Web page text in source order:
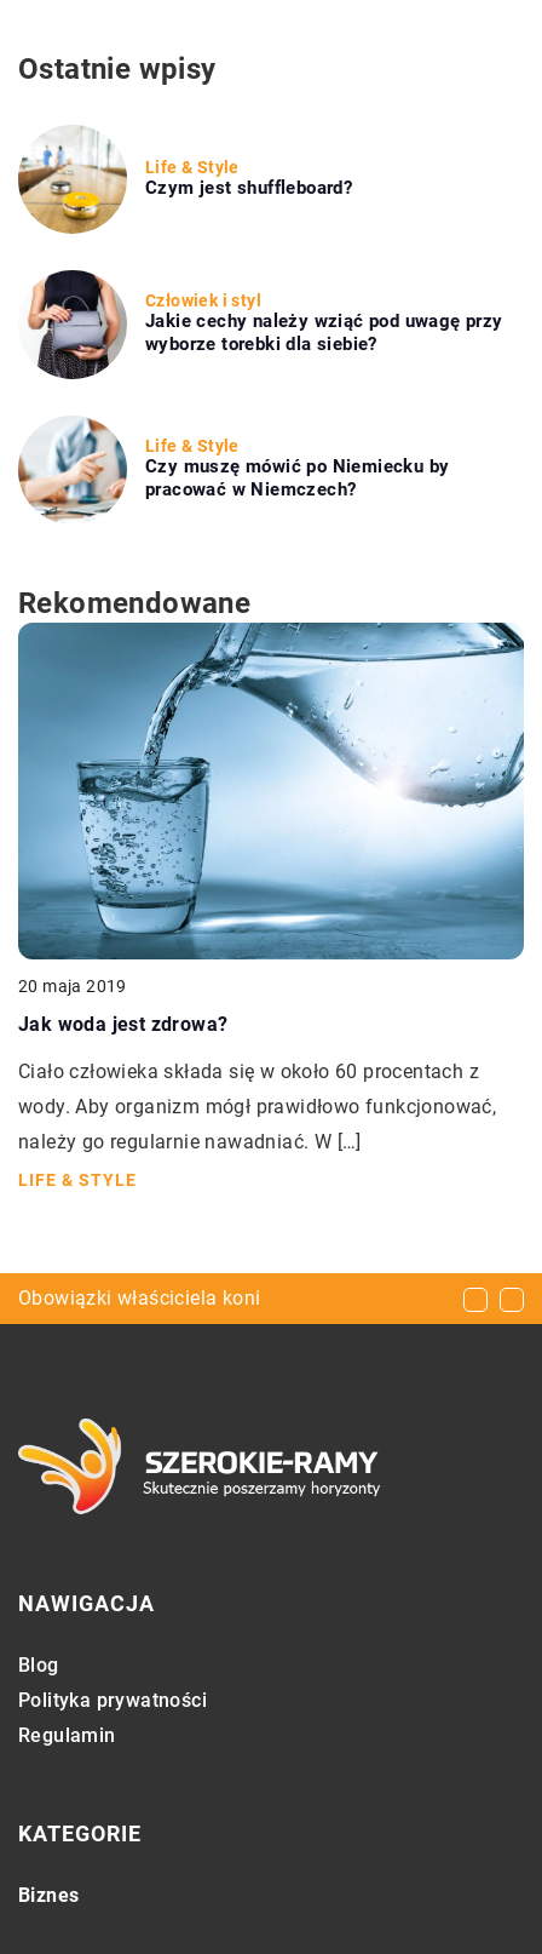
Ostatnie wpisy
Life & Style
Czym jest shuffleboard?
Człowiek i styl
Jakie cechy należy wziąć pod uwagę przy
wyborze torebki dla siebie?
Life & Style
Czy muszę mówić po Niemiecku by
pracować w Niemczech?
Rekomendowane
20 maja 2019
Jak woda jest zdrowa?
Ciało człowieka składa się w około 60 procentach z
wody. Aby organizm mógł prawidłowo funkcjonować,
należy go regularnie nawadniać. W […]
LIFE & STYLE
Frezowanie – wszystko co musisz wiedzieć
Obowiązki właściciela koni
Prawda i mity o ekogroszku
NAWIGACJA
Blog
Polityka prywatności
Regulamin
KATEGORIE
Biznes